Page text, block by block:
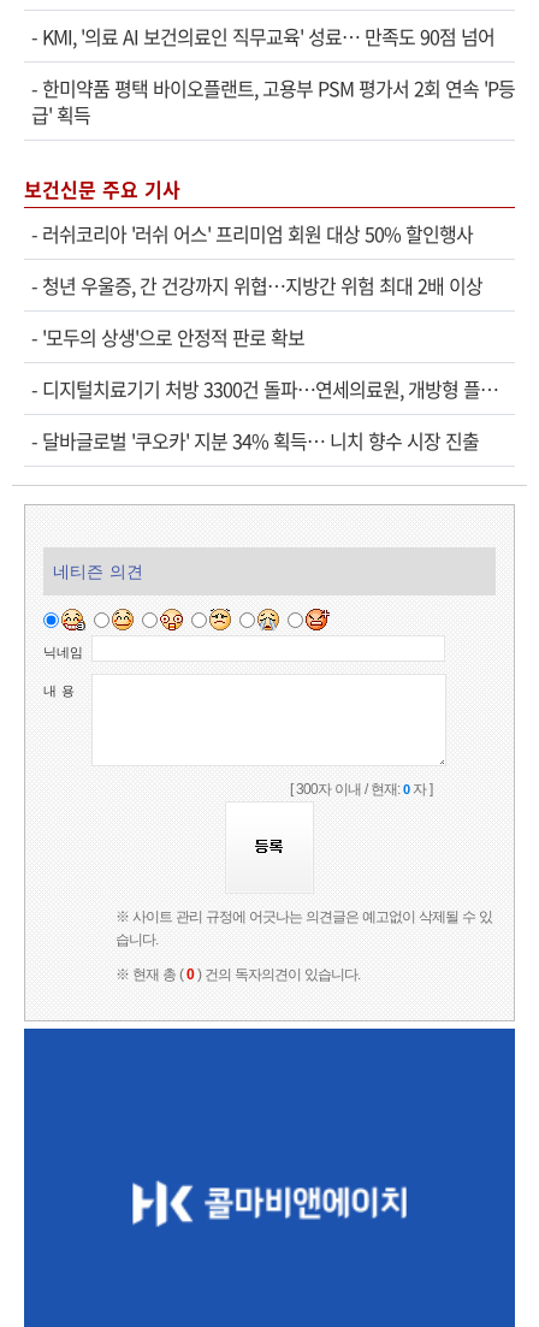
- KMI, '의료 AI 보건의료인 직무교육' 성료… 만족도 90점 넘어
- 한미약품 평택 바이오플랜트, 고용부 PSM 평가서 2회 연속 'P등
급' 획득
보건신문 주요 기사
- 러쉬코리아 '러쉬 어스' 프리미엄 회원 대상 50% 할인행사
- 청년 우울증, 간 건강까지 위협…지방간 위험 최대 2배 이상
- '모두의 상생'으로 안정적 판로 확보
- 디지털치료기기 처방 3300건 돌파…연세의료원, 개방형 플랫폼 성과 공개
- 달바글로벌 '쿠오카' 지분 34% 획득… 니치 향수 시장 진출
네티즌 의견
닉네임
내 용
[ 300자 이내 / 현재:0자 ]
※ 사이트 관리 규정에 어긋나는 의견글은 예고없이 삭제될 수 있
습니다.
※ 현재 총 (0) 건의 독자의견이 있습니다.